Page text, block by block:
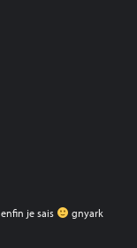
je sais
gnyark